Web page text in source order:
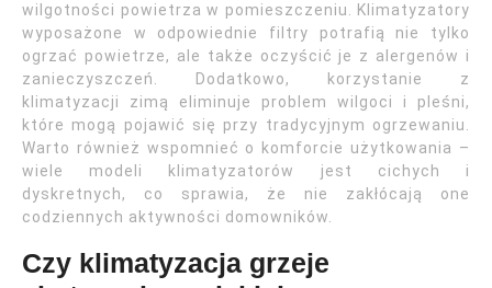
wilgotności powietrza w pomieszczeniu. Klimatyzatory
wyposażone w odpowiednie filtry potrafią nie tylko
ogrzać powietrze, ale także oczyścić je z alergenów i
zanieczyszczeń. Dodatkowo, korzystanie z
klimatyzacji zimą eliminuje problem wilgoci i pleśni,
które mogą pojawić się przy tradycyjnym ogrzewaniu.
Warto również wspomnieć o komforcie użytkowania –
wiele modeli klimatyzatorów jest cichych i
dyskretnych, co sprawia, że nie zakłócają one
codziennych aktywności domowników.
Czy klimatyzacja grzeje